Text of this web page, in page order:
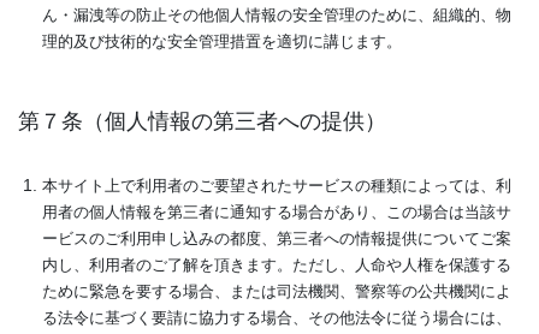
ん・漏洩等の防止その他個人情報の安全管理のために、組織的、物
理的及び技術的な安全管理措置を適切に講じます。
第７条（個人情報の第三者への提供）
本サイト上で利用者のご要望されたサービスの種類によっては、利
用者の個人情報を第三者に通知する場合があり、この場合は当該サ
ービスのご利用申し込みの都度、第三者への情報提供についてご案
内し、利用者のご了解を頂きます。ただし、人命や人権を保護する
ために緊急を要する場合、または司法機関、警察等の公共機関によ
る法令に基づく要請に協力する場合、その他法令に従う場合には、